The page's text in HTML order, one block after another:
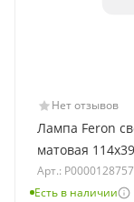
Нет отзывов
Лампа Feron
матовая 114x39
Арт.: Р0000128757
Есть в наличии